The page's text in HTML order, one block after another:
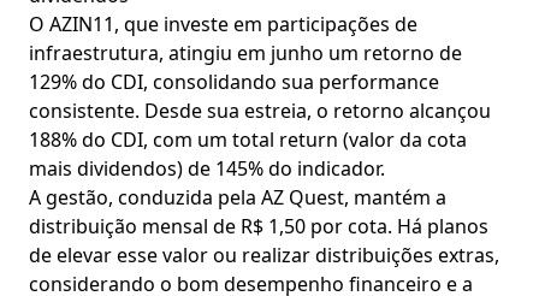
O AZIN11, que investe em participações de
infraestrutura, atingiu em junho um retorno de
129% do CDI, consolidando sua performance
consistente. Desde sua estreia, o retorno alcançou
188% do CDI, com um total return (valor da cota
mais dividendos) de 145% do indicador.
A gestão, conduzida pela AZ Quest, mantém a
distribuição mensal de R$ 1,50 por cota. Há planos
de elevar esse valor ou realizar distribuições extras,
considerando o bom desempenho financeiro e a